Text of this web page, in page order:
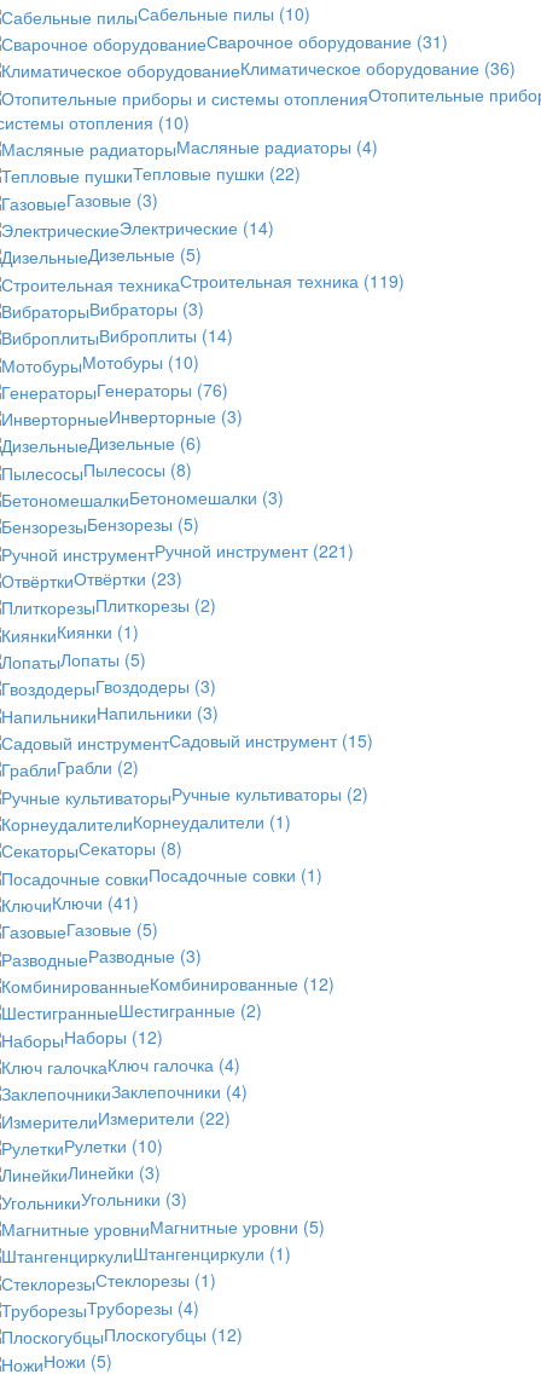
Сабельные пилы (10)
Сварочное оборудование (31)
Климатическое оборудование (36)
Отопительные
отопления (10)
Масляные радиаторы (4)
Тепловые пушки (22)
Газовые (3)
Электрические (14)
Дизельные (5)
Строительная техника (119)
Вибраторы (3)
Виброплиты (14)
Мотобуры (10)
Генераторы (76)
Инверторные (3)
Дизельные (6)
Пылесосы (8)
Бетономешалки (3)
Бензорезы (5)
Ручной инструмент (221)
Отвёртки (23)
Плиткорезы (2)
Киянки (1)
Лопаты (5)
Гвоздодеры (3)
Напильники (3)
Садовый инструмент (15)
Грабли (2)
Ручные культиваторы (2)
Корнеудалители (1)
Секаторы (8)
Посадочные совки (1)
Ключи (41)
Газовые (5)
Разводные (3)
Комбинированные (12)
Шестигранные (2)
Наборы (12)
Ключ галочка (4)
Заклепочники (4)
Измерители (22)
Рулетки (10)
Линейки (3)
Угольники (3)
Магнитные уровни (5)
Штангенциркули (1)
Стеклорезы (1)
Труборезы (4)
Плоскогубцы (12)
Ножи (5)